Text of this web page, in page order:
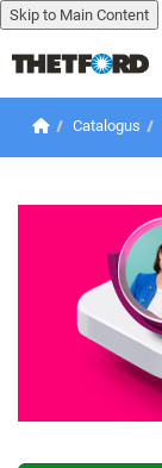
Skip to Main Content
Overslaan naar
HomeCatalogus